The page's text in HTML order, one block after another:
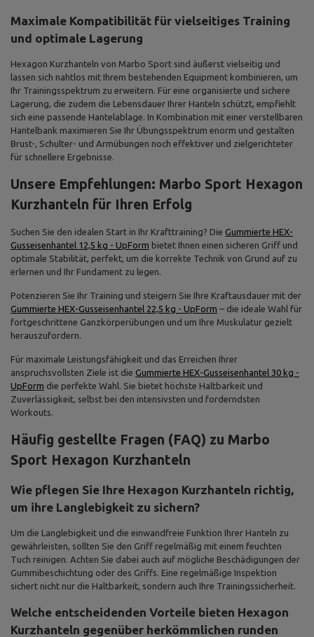
Maximale Kompatibilität für vielseitiges Training
und optimale Lagerung
Hexagon Kurzhanteln von Marbo Sport sind äußerst vielseitig und
lassen sich nahtlos mit Ihrem bestehenden Equipment kombinieren, um
Ihr Trainingsspektrum zu erweitern. Für eine organisierte und sichere
Lagerung, die zudem die Lebensdauer Ihrer Hanteln schützt, empfiehlt
sich eine passende Hantelablage. In Kombination mit einer verstellbaren
Hantelbank maximieren Sie Ihr Übungsspektrum enorm und gestalten
Brust-, Schulter- und Armübungen noch effektiver und zielgerichteter
für schnellere Ergebnisse.
Unsere Empfehlungen: Marbo Sport Hexagon
Kurzhanteln für Ihren Erfolg
Suchen Sie den idealen Start in Ihr Krafttraining? Die Gummierte HEX-
Gusseisenhantel 12,5 kg - UpForm bietet Ihnen einen sicheren Griff und
optimale Stabilität, perfekt, um die korrekte Technik von Grund auf zu
erlernen und Ihr Fundament zu legen.
Potenzieren Sie Ihr Training und steigern Sie Ihre Kraftausdauer mit der
Gummierte HEX-Gusseisenhantel 22,5 kg - UpForm – die ideale Wahl für
fortgeschrittene Ganzkörperübungen und um Ihre Muskulatur gezielt
herauszufordern.
Für maximale Leistungsfähigkeit und das Erreichen Ihrer
anspruchsvollsten Ziele ist die Gummierte HEX-Gusseisenhantel 30 kg -
UpForm die perfekte Wahl. Sie bietet höchste Haltbarkeit und
Zuverlässigkeit, selbst bei den intensivsten und forderndsten
Workouts.
Häufig gestellte Fragen (FAQ) zu Marbo
Sport Hexagon Kurzhanteln
Wie pflegen Sie Ihre Hexagon Kurzhanteln richtig,
um ihre Langlebigkeit zu sichern?
Um die Langlebigkeit und die einwandfreie Funktion Ihrer Hanteln zu
gewährleisten, sollten Sie den Griff regelmäßig mit einem feuchten
Tuch reinigen. Achten Sie dabei auch auf mögliche Beschädigungen der
Gummibeschichtung oder des Griffs. Eine regelmäßige Inspektion
sichert nicht nur die Haltbarkeit, sondern auch Ihre Trainingssicherheit.
Welche entscheidenden Vorteile bieten Hexagon
Kurzhanteln gegenüber herkömmlichen runden